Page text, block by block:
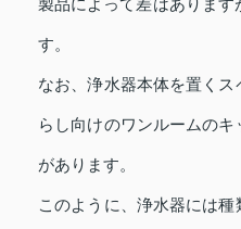
製品によって差はありま
す。
なお、浄水器本体を置く
らし向けのワンルームの
があります。
このように、浄水器には